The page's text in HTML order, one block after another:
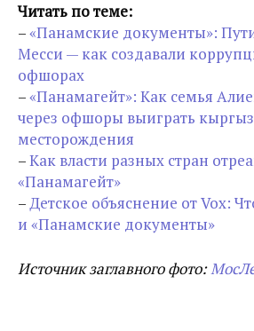
Читать по теме:
–«Панамские документы»:
Месси — как создавали
офшорах
–«Панамагейт»: Как семья
через офшоры выиграть
месторождения
–Как власти разных стран
«Панамагейт»
–Детское объяснение от Vox:
и «Панамские документы»
Источник заглавного фото: